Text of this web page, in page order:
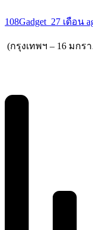
108Gadget_27 เดือน
(กรุงเทพฯ – 16 มกร